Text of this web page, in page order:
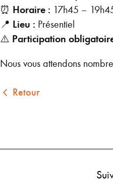
⏰ Horaire : 17h45 –
📍 Lieu : Présentiel
⚠️ Participation
Nous vous attendons
Retour